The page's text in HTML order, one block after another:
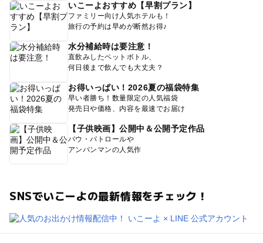
いこーよおすすめ【早割プラン】
ファミリー向け人気ホテルも！
旅行の予約は早めが断然お得♪
水分補給時は要注意！
直飲みしたペットボトル、
何日後まで飲んでも大丈夫？
お得いっぱい！2026夏の福袋特集
早い者勝ち！数量限定の人気福袋
発売日や価格、内容を最速でお届け
【子供映画】公開中＆公開予定作品
パウ・パトロールや
アンパンマンの人気作
SNSでいこーよの最新情報をチェック！